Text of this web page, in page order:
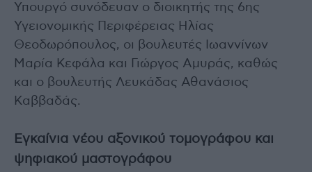
Υπουργό συνόδευαν ο διοικητής της 6ης
Υγειονομικής Περιφέρειας Ηλίας
Θεοδωρόπουλος, οι βουλευτές Ιωαννίνων
Μαρία Κεφάλα και Γιώργος Αμυράς, καθώς
και ο βουλευτής Λευκάδας Αθανάσιος
Καββαδάς.
Εγκαίνια νέου αξονικού τομογράφου και
ψηφιακού μαστογράφου